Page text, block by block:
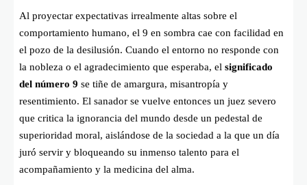
Al proyectar expectativas irrealmente altas sobre el
comportamiento humano, el 9 en sombra cae con facilidad en
el pozo de la desilusión. Cuando el entorno no responde con
la nobleza o el agradecimiento que esperaba, el significado
del número 9 se tiñe de amargura, misantropía y
resentimiento. El sanador se vuelve entonces un juez severo
que critica la ignorancia del mundo desde un pedestal de
superioridad moral, aislándose de la sociedad a la que un día
juró servir y bloqueando su inmenso talento para el
acompañamiento y la medicina del alma.